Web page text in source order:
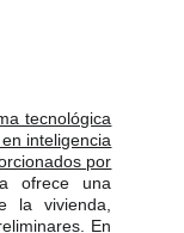
tecnológica
inteligencia
por
ofrece una
la vivienda,
En